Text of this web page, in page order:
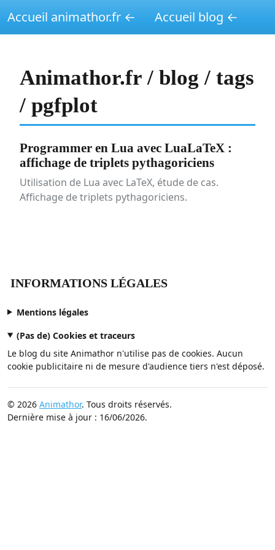
Accueil animathor.fr ← Accueil blog ←
Animathor.fr / blog / tags
/ pgfplot
Programmer en Lua avec LuaLaTeX :
affichage de triplets pythagoriciens
Utilisation de Lua avec LaTeX, étude de cas.
Affichage de triplets pythagoriciens.
INFORMATIONS LÉGALES
Mentions légales
(Pas de) Cookies et traceurs
Le blog du site Animathor n'utilise pas de cookies. Aucun
cookie publicitaire ni de mesure d'audience tiers n'est déposé.
© 2026 Animathor. Tous droits réservés.
Dernière mise à jour : 16/06/2026.